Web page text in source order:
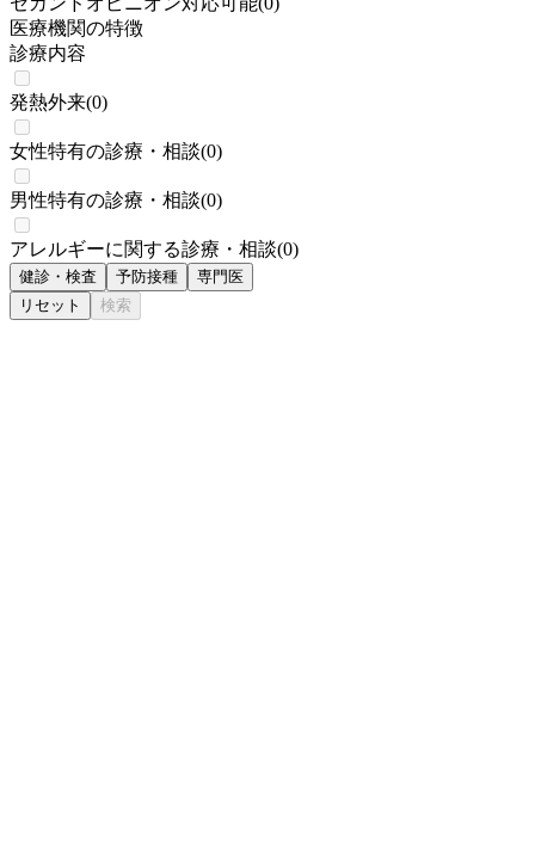
医療機関の特徴
診療内容
発熱外来(0)
女性特有の診療・相談(0)
男性特有の診療・相談(0)
アレルギーに関する診療・相談(0)
健診・検査 予防接種
専門医
リセット
検索